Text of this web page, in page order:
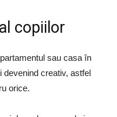
copiilor
sau casa în
devenind creativ, astfel
orice.